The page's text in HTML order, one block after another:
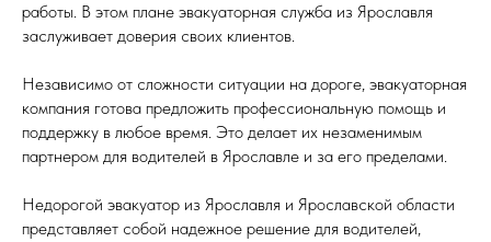
работы. В этом плане эвакуаторная служба из Ярославля
заслуживает доверия своих клиентов.
Независимо от сложности ситуации на дороге, эвакуаторная
компания готова предложить профессиональную помощь и
поддержку в любое время. Это делает их незаменимым
партнером для водителей в Ярославле и за его пределами.
Недорогой эвакуатор из Ярославля и Ярославской области
представляет собой надежное решение для водителей,